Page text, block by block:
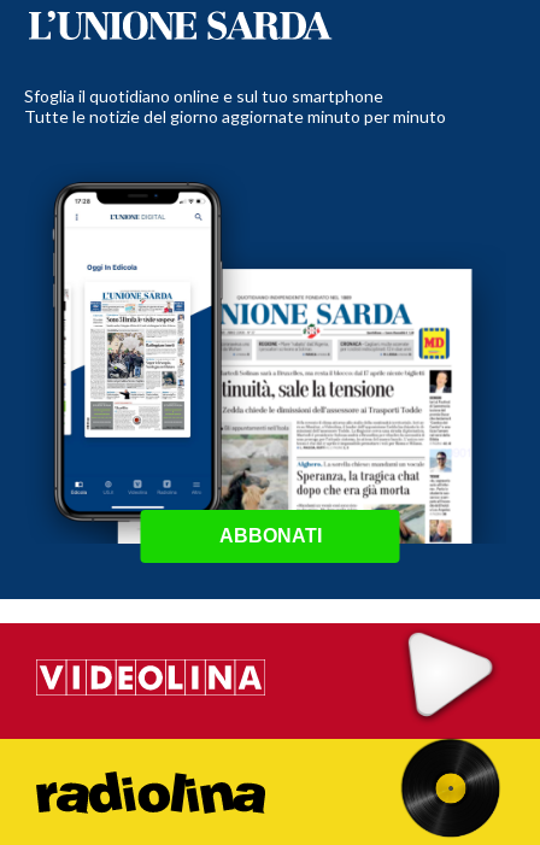
Sfoglia il quotidiano online e sul tuo smartphone
Tutte le notizie del giorno aggiornate minuto per minuto
ABBONATI